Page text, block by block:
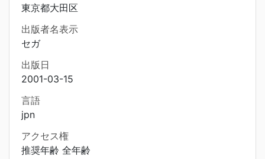
東京都大田区
出版者名表示
セガ
出版日
2001-03-15
言語
jpn
アクセス権
推奨年齢 全年齢